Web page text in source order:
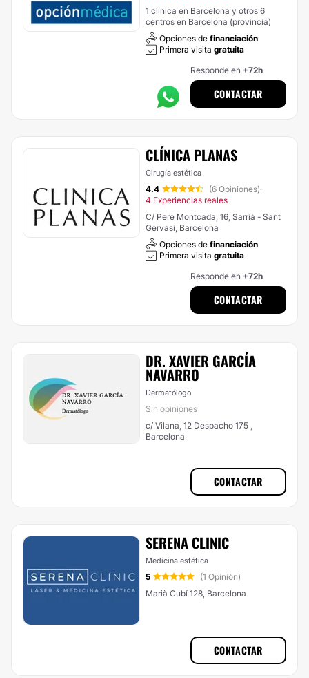
1 clínica en Barcelona y otros 6
centros en Barcelona (provincia)
Opciones de financiación
Primera visita gratuita
Responde en +72h
CONTACTAR
CLÍNICA PLANAS
Cirugía estética
4.4 (6 Opiniones)·
4 Experiencias reales
C/ Pere Montcada, 16, Sarrià - Sant
Gervasi, Barcelona
Opciones de financiación
Primera visita gratuita
Responde en +72h
CONTACTAR
DR. XAVIER GARCÍA
NAVARRO
Dermatólogo
Sin opiniones
c/ Vilana, 12 Despacho 175 ,
Barcelona
CONTACTAR
SERENA CLINIC
Medicina estética
5
(1 Opinión)
Marià Cubí 128, Barcelona
CONTACTAR